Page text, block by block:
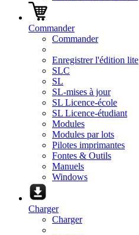
Commander
Commander
Enregistrer l'édition lite
SLC
SL
SL-mises à jour
SL Licence-école
SL Licence-étudiant
Modules
Modules par lots
Pilotes imprimantes
Fontes & Outils
Manuels
Windows
Charger
Charger